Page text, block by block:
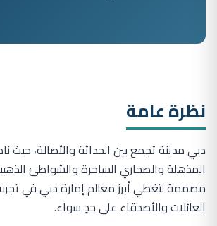
نظرة عامة
دبي مدينة تجمع بين الحداثة والأصالة، حيث
المذهلة والصحاري الساحرة والشواطئ
مصممة لتغطي أبرز معالم إمارة دبي في
العائلات والأصدقاء على حدٍ سواء.